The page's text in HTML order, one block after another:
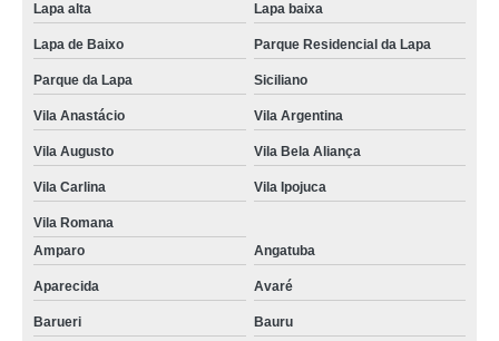
Lapa alta Lapa baixa
Lapa de Baixo Parque Residencial da Lapa
Parque da Lapa Siciliano
Vila Anastácio Vila Argentina
Vila Augusto Vila Bela Aliança
Vila Carlina Vila Ipojuca
Vila Romana
Amparo
Angatuba
Aparecida Avaré
Barueri Bauru